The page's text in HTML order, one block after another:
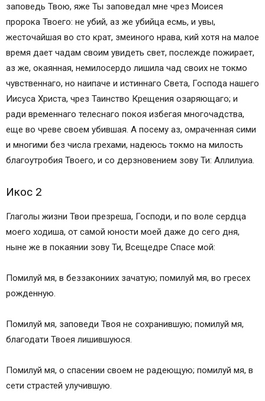
Чтение покаянного акафиста не избавляет от
необходимости вести церковный образ жизни
Как правильно читать текст покаянного
акафиста жен, загубивших младенцев во чреве
своем?
Текст молитвы после аборта читающаяся дома
Слушать на видео православную молитву
после аборта
Православный текст покаянного акафиста жен,
загубивших младенцев во чреве
Христианский текст молитвы Жен загубивших
заповедь Твою, яже Ты заповедал мне чрез Моисея
пророка Твоего: не убий, аз же убийца есмь, и увы,
жесточайшая во сто крат, змеиного нрава, кий хотя на малое
время дает чадам своим увидеть свет, послежде пожирает,
аз же, окаянная, немилосердо лишила чад своих не токмо
чувственнаго, но наипаче и истиннаго Света, Господа нашего
Иисуса Христа, чрез Таинство Крещения озаряющаго; и
ради временнаго телеснаго покоя избегая многочадства,
еще во чреве своем убившая. А посему аз, омраченная сими
и многими без числа грехами, надеюсь токмо на милость
благоутробия Твоего, и со дерзновением зову Ти: Аллилуиа.
Икос 2
Глаголы жизни Твои презреша, Господи, и по воле сердца
моего ходиша, от самой юности моей даже до сего дня,
ныне же в покаянии зову Ти, Всещедре Спасе мой:
Помилуй мя, в беззакониих зачатую; помилуй мя, во гресех
рожденную.
Помилуй мя, заповеди Твоя не сохранившую; помилуй мя,
благодати Твоея лишившуюся.
Помилуй мя, о спасении своем не радеющую; помилуй мя, в
сети страстей улучившую.